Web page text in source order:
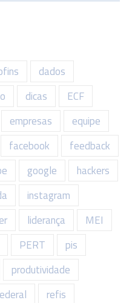
dados
dicas
ECF
empresas
equipe
facebook
feedback
google
hackers
instagram
liderança
MEI
PERT
pis
produtividade
refis